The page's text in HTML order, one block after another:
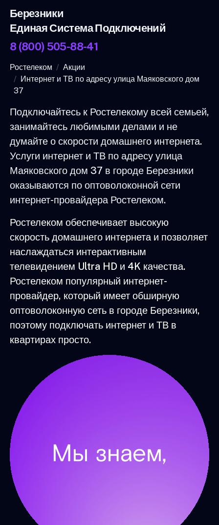
Березники
Единая Система Подключений
8 (800) 505-88-41
Ростелеком
Акции
Интернет и ТВ по адресу улица Маяковского дом
37
Подключайтесь к Ростелекому всей семьей,
занимайтесь любимыми делами и не
думайте о скорости домашнего интернета.
Услуги интернет и ТВ по адресу улица
Маяковского дом 37 в городе Березники
оказываются по оптоволоконной сети
интернет-провайдера Ростелеком.
Ростелеком обеспечивает высокую
скорость домашнего интернета и позволяет
наслаждаться интерактивным
телевидением Ultra HD и 4K качества.
Ростелеком популярный интернет-
провайдер, который имеет обширную
оптоволоконную сеть в городе Березники,
поэтому подключать интернет и ТВ в
квартирах просто.